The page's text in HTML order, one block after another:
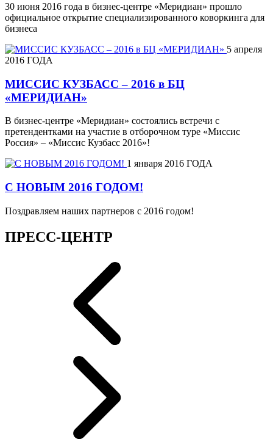
30 июня 2016 года в бизнес-центре «Меридиан» прошло
официальное открытие специализированного коворкинга для
бизнеса
5 апреля
2016 ГОДА
МИССИС КУЗБАСС – 2016 в БЦ
«МЕРИДИАН»
В бизнес-центре «Меридиан» состоялись встречи с
претендентками на участие в отборочном туре «Миссис
Россия» – «Миссис Кузбасс 2016»!
1 января 2016 ГОДА
С НОВЫМ 2016 ГОДОМ!
Поздравляем наших партнеров с 2016 годом!
ПРЕСС-ЦЕНТР